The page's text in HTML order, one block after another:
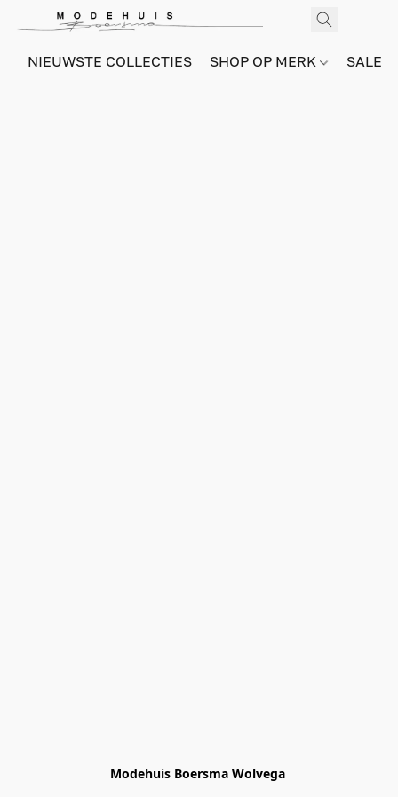
NIEUWSTE COLLECTIES SHOP OP MERK SALE
Modehuis Boersma Wolvega